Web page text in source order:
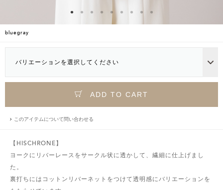
bluegray
バリエーションを選択してください
ADD TO CART
このアイテムについて問い合わせる
【HISCHRONE】
ヨークにリバーレースをサークル状に透かして、繊細に仕上げまし
た。
裏打ちにはコットンリバーネットをつけて透明感にバリエーションを